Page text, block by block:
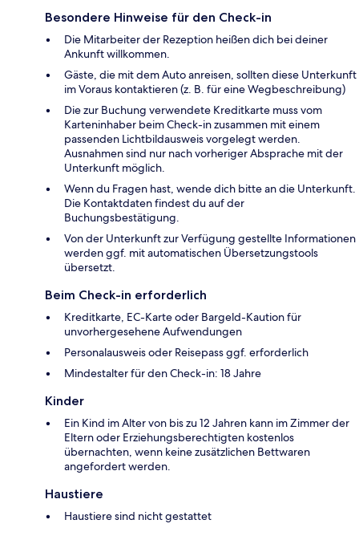
Besondere Hinweise für den Check-in
Die Mitarbeiter der Rezeption heißen dich bei deiner
Ankunft willkommen.
Gäste, die mit dem Auto anreisen, sollten diese Unterkunft
im Voraus kontaktieren (z. B. für eine Wegbeschreibung)
Die zur Buchung verwendete Kreditkarte muss vom
Karteninhaber beim Check-in zusammen mit einem
passenden Lichtbildausweis vorgelegt werden.
Ausnahmen sind nur nach vorheriger Absprache mit der
Unterkunft möglich.
Wenn du Fragen hast, wende dich bitte an die Unterkunft.
Die Kontaktdaten findest du auf der
Buchungsbestätigung.
Von der Unterkunft zur Verfügung gestellte Informationen
werden ggf. mit automatischen Übersetzungstools
übersetzt.
Beim Check-in erforderlich
Kreditkarte, EC-Karte oder Bargeld-Kaution für
unvorhergesehene Aufwendungen
Personalausweis oder Reisepass ggf. erforderlich
Mindestalter für den Check-in: 18 Jahre
Kinder
Ein Kind im Alter von bis zu 12 Jahren kann im Zimmer der
Eltern oder Erziehungsberechtigten kostenlos
übernachten, wenn keine zusätzlichen Bettwaren
angefordert werden.
Haustiere
Haustiere sind nicht gestattet